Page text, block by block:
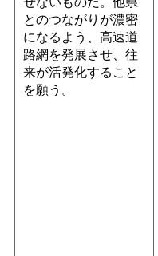
とのつながりが濃密
になるよう、高速道
路網を発展させ、往
来が活発化すること
を願う。